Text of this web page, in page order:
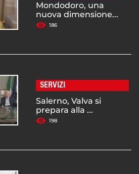
Mondodoro, una
nuova dimensione...
186
SERVIZI
Salerno, Valva si
prepara alla ...
198